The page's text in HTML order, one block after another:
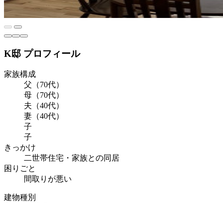
K邸 プロフィール
家族構成
父（70代）
母（70代）
夫（40代）
妻（40代）
子
子
きっかけ
二世帯住宅・家族との同居
困りごと
間取りが悪い
建物種別